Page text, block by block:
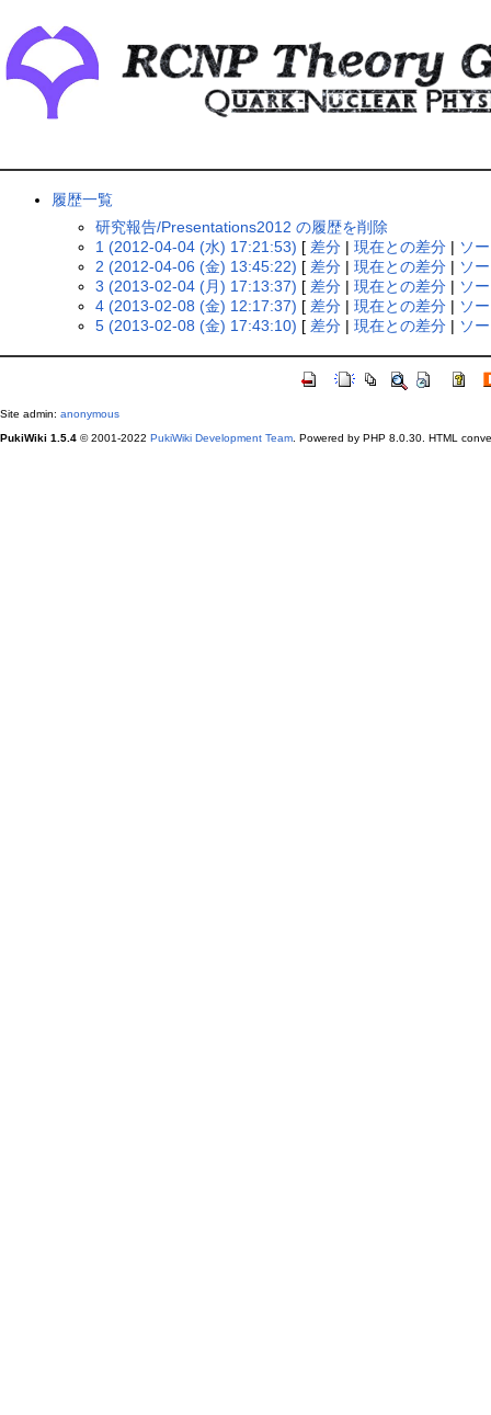
履歴一覧
研究報告/Presentations2012 の履歴を削除
1 (2012-04-04 (水) 17:21:53) [ 差分 |現在との差分 | ソ
2 (2012-04-06 (金) 13:45:22) [ 差分 |現在との差分 | ソ
3 (2013-02-04 (月) 17:13:37) [ 差分 |現在との差分 | ソ
4 (2013-02-08 (金) 12:17:37) [ 差分 |現在との差分 | ソ
5 (2013-02-08 (金) 17:43:10) [ 差分 |現在との差分 | ソ
Site admin: anonymous
PukiWiki 1.5.4 © 2001-2022 PukiWiki Development Team . Powered by PHP 8.0.30. HTML